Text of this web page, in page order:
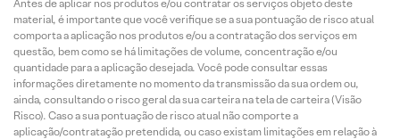
Antes de aplicar nos produtos e/ou contratar os serviços objeto deste
material, é importante que você verifique se a sua pontuação de risco atual
comporta a aplicação nos produtos e/ou a contratação dos serviços em
questão, bem como se há limitações de volume, concentração e/ou
quantidade para a aplicação desejada. Você pode consultar essas
informações diretamente no momento da transmissão da sua ordem ou,
ainda, consultando o risco geral da sua carteira na tela de carteira (Visão
Risco). Caso a sua pontuação de risco atual não comporte a
aplicação/contratação pretendida, ou caso existam limitações em relação à